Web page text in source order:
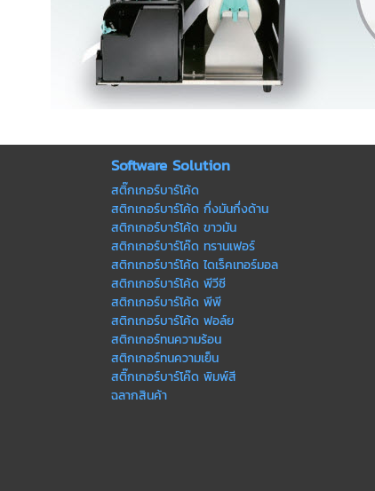
Software Solution
สติ๊กเกอร์บาร์โค้ด
สติกเกอร์บาร์โค้ด กึ่งมันกึ่งด้าน
สติกเกอร์บาร์โค้ด ขาวมัน
สติกเกอร์บาร์โค๊ด ทรานเฟอร์
สติกเกอร์บาร์โค้ด ไดเร็คเทอร์มอล
สติกเกอร์บาร์โค้ด พีวีซี
สติกเกอร์บาร์โค้ด พีพี
สติกเกอร์บาร์โค้ด ฟอล์ย
สติกเกอร์ทนความร้อน
สติกเกอร์ทนความเย็น
สติ๊กเกอร์บาร์โค๊ด พิมพ์สี
ฉลากสินค้า